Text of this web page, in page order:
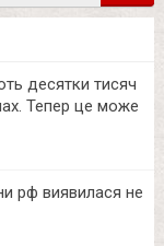
десятки тисяч
Тепер це може
рф виявилася не